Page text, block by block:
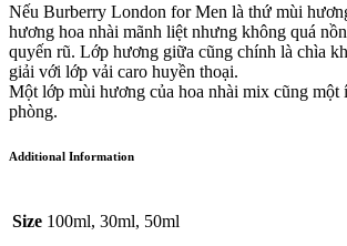
Nếu Burberry London for Men là thứ mùi
hương hoa nhài mãnh liệt nhưng không quá
quyến rũ. Lớp hương giữa cũng chính là chìa
giải với lớp vải caro huyền thoại.
Một lớp mùi hương của hoa nhài mix cũng một
phòng.
Additional Information
Size 100ml, 30ml, 50ml